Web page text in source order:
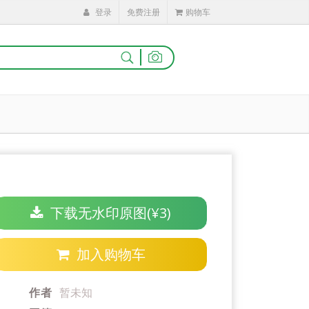
登录 免费注册 购物车
|
下载无水印原图(¥3)
加入购物车
作者
暂未知